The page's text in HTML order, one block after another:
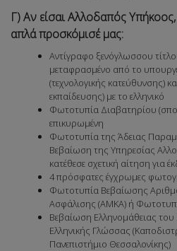
Γ) Αν είσαι Αλλοδαπός
απλά προσκόμισέ μας:
Αντίγραφο ξενόγλωσσου
μεταφρασμένο από το
(τεχνολογικής κατεύθυνσης)
εκπαίδευσης) με το ελληνικό
Φωτοτυπία Διαβατηρίου
επικυρωμένη
Φωτοτυπία της Άδειας
Βεβαίωση της Υπηρεσίας
κατέθεσε σχετική αίτηση για
4 πρόσφατες έγχρωμες
Φωτοτυπία Βεβαίωσης
Ασφάλισης (ΑΜΚΑ) ή
Βεβαίωση Ελληνομάθειας του
Ελληνικής Γλώσσας
Πανεπιστήμιο Θεσσαλονίκης)